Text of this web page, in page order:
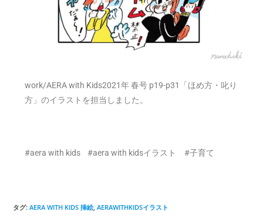
work/AERA with Kids2021年 春号 p19-p31「ほめ方・叱り
方」のイラストを担当しました。
#aera with kids #aera with kidsイラスト #子育て
タグ:AERA WITH KIDS 挿絵, AERAWITHKIDSイラスト